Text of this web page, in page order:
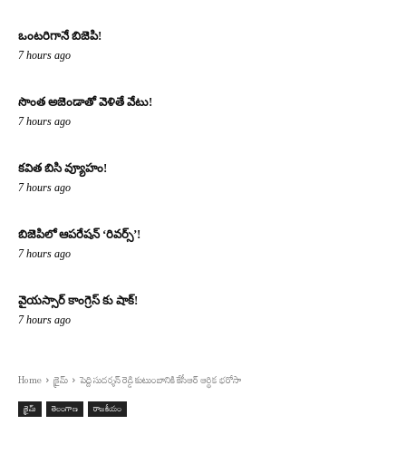
ఒంటరిగానే బిజెపి!
7 hours ago
సొంత అజెండాతో వెళితే వేటు!
7 hours ago
కవిత బిసి వ్యూహం!
7 hours ago
బిజెపిలో ఆపరేషన్ ‘రివర్స్’!
7 hours ago
వైయస్సార్ కాంగ్రెస్ కు షాక్!
7 hours ago